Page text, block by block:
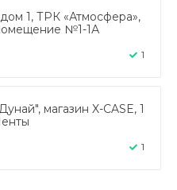
1, ТРК «Атмосфера»,
№1-1А
1
магазин X-CASE, 1
1